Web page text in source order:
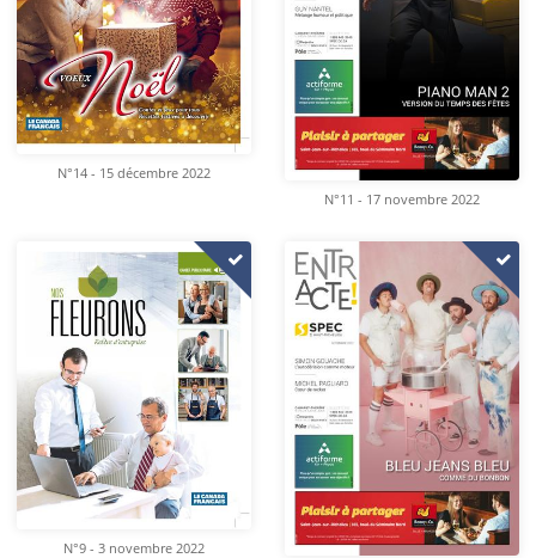
N°14 - 15 décembre 2022
N°11 - 17 novembre 2022
N°9 - 3 novembre 2022